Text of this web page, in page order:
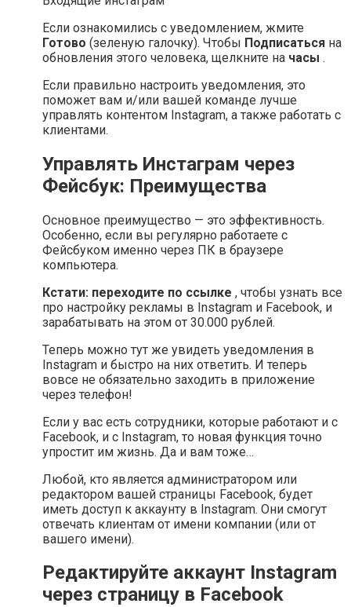
Если ознакомились с уведомлением, жмите
Готово (зеленую галочку). Чтобы Подписаться на
обновления этого человека, щелкните на часы .
Если правильно настроить уведомления, это
поможет вам и/или вашей команде лучше
управлять контентом Instagram, а также работать с
клиентами.
Управлять Инстаграм через
Фейсбук: Преимущества
Основное преимущество — это эффективность.
Особенно, если вы регулярно работаете с
Фейсбуком именно через ПК в браузере
компьютера.
Кстати: переходите по ссылке , чтобы узнать все
про настройку рекламы в Instagram и Facebook, и
зарабатывать на этом от 30.000 рублей.
Теперь можно тут же увидеть уведомления в
Instagram и быстро на них ответить. И теперь
вовсе не обязательно заходить в приложение
через телефон!
Если у вас есть сотрудники, которые работают и с
Facebook, и с Instagram, то новая функция точно
упростит им жизнь. Да и вам тоже…
Любой, кто является администратором или
редактором вашей страницы Facebook, будет
иметь доступ к аккаунту в Instagram. Они смогут
отвечать клиентам от имени компании (или от
вашего имени).
Редактируйте аккаунт Instagram
через страницу в Facebook